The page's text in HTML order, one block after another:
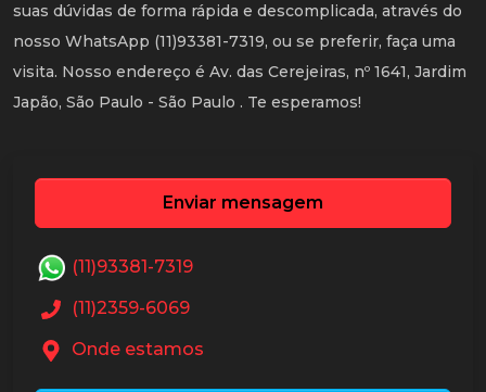
suas dúvidas de forma rápida e descomplicada, através do
nosso WhatsApp (11)93381-7319, ou se preferir, faça uma
visita. Nosso endereço é Av. das Cerejeiras, nº 1641, Jardim
Japão, São Paulo - São Paulo . Te esperamos!
Enviar mensagem
(11)93381-7319
(11)2359-6069
Onde estamos